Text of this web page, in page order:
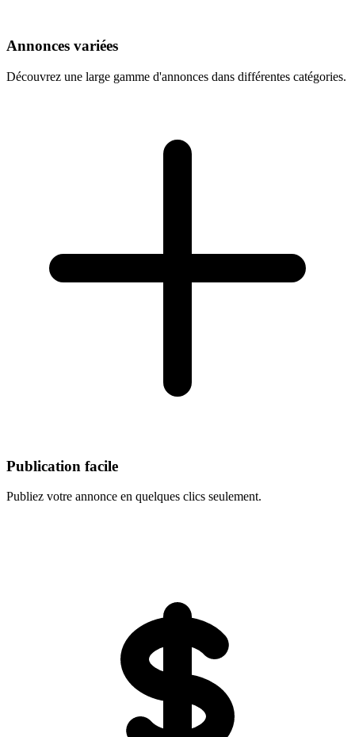
Annonces variées
Découvrez une large gamme d'annonces dans différentes catégories.
Publication facile
Publiez votre annonce en quelques clics seulement.